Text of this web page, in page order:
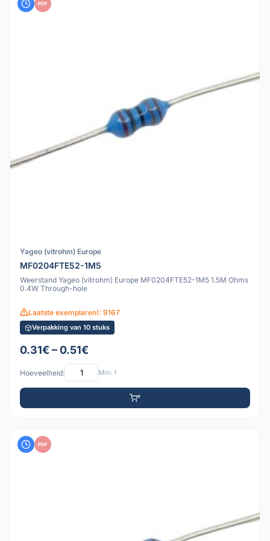
PDF
Yageo (vitrohm) Europe
MF0204FTE52-1M5
Weerstand Yageo (vitrohm) Europe MF0204FTE52-1M5 1.5M Ohms
0.4W Through-hole
Laatste exemplaren!: 9167
Verpakking van 10 stuks
0.31€ – 0.51€
Hoeveelheid: Min: 1
PDF